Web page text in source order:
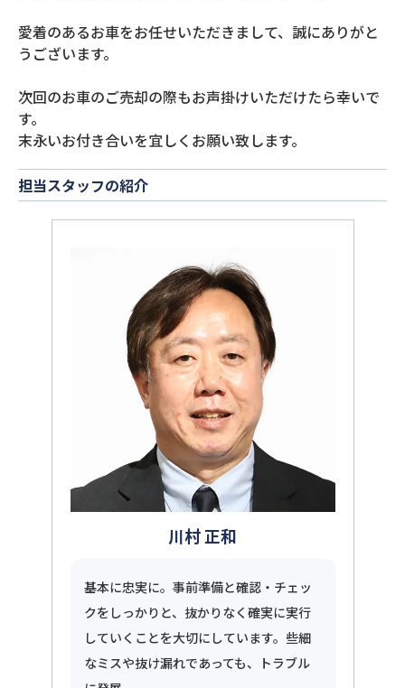
愛着のあるお車をお任せいただきまして、誠にありがと
うございます。
次回のお車のご売却の際もお声掛けいただけたら幸いで
す。
末永いお付き合いを宜しくお願い致します。
担当スタッフの紹介
川村 正和
基本に忠実に。事前準備と確認・チェッ
クをしっかりと、抜かりなく確実に実行
していくことを大切にしています。些細
なミスや抜け漏れであっても、トラブル